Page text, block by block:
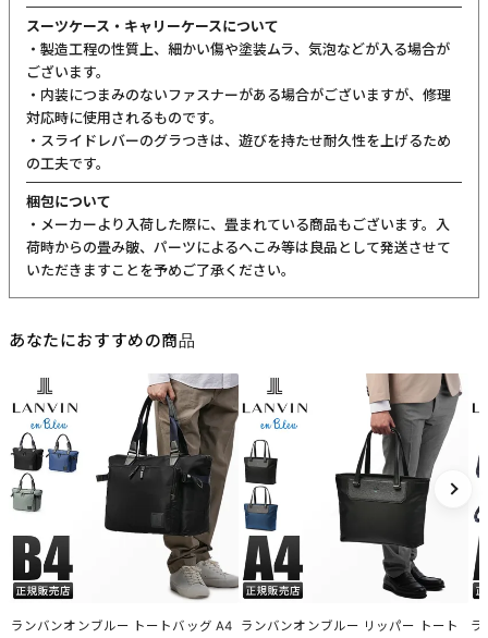
スーツケース・キャリーケースについて
・製造工程の性質上、細かい傷や塗装ムラ、気泡などが入る場合が
ございます。
・内装につまみのないファスナーがある場合がございますが、修理
対応時に使用されるものです。
・スライドレバーのグラつきは、遊びを持たせ耐久性を上げるため
の工夫です。
梱包について
・メーカーより入荷した際に、畳まれている商品もございます。入
荷時からの畳み皺、パーツによるへこみ等は良品として発送させて
いただきますことを予めご了承ください。
あなたにおすすめの商品
ランバンオンブルー トートバッグ A4
ランバンオンブルー リッパー トート
ラ